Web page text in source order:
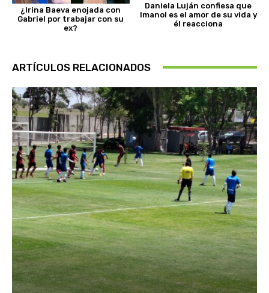
¿Irina Baeva enojada con
Gabriel por trabajar con su
ex?
Daniela Luján confiesa que
Imanol es el amor de su vida y
él reacciona
ARTÍCULOS RELACIONADOS